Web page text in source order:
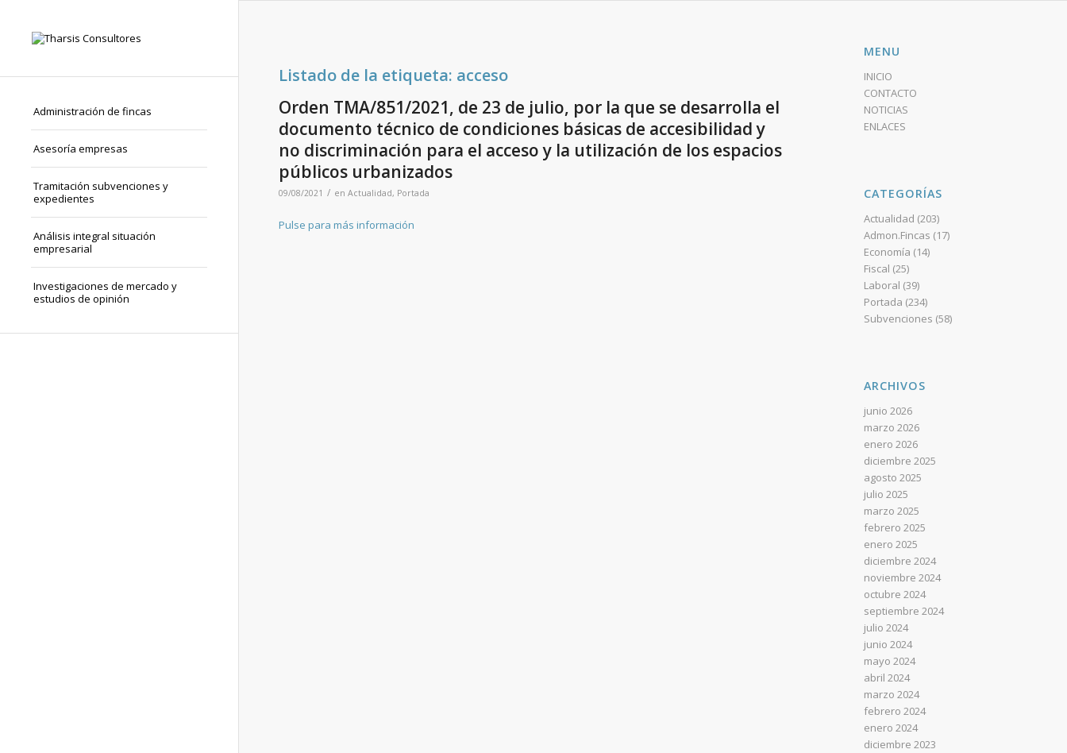
Administración de fincas
Asesoría empresas
Tramitación subvenciones y
expedientes
Análisis integral situación
empresarial
Investigaciones de mercado y
estudios de opinión
Listado de la etiqueta: acceso
Orden TMA/851/2021, de 23 de julio, por la que se desarrolla el
documento técnico de condiciones básicas de accesibilidad y
no discriminación para el acceso y la utilización de los espacios
públicos urbanizados
09/08/2021 / en Actualidad, Portada
Pulse para más información
MENU
INICIO
CONTACTO
NOTICIAS
ENLACES
CATEGORÍAS
Actualidad (203)
Admon.Fincas (17)
Economía (14)
Fiscal (25)
Laboral (39)
Portada (234)
Subvenciones (58)
ARCHIVOS
junio 2026
marzo 2026
enero 2026
diciembre 2025
agosto 2025
julio 2025
marzo 2025
febrero 2025
enero 2025
diciembre 2024
noviembre 2024
octubre 2024
septiembre 2024
julio 2024
junio 2024
mayo 2024
abril 2024
marzo 2024
febrero 2024
enero 2024
diciembre 2023